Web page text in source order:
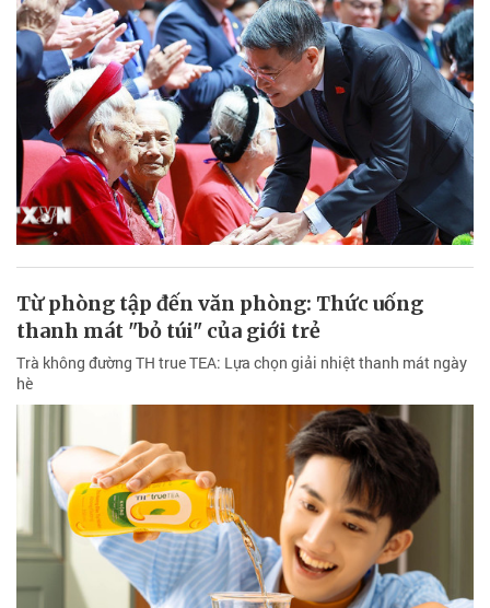
Từ phòng tập đến văn phòng: Thức uống
thanh mát "bỏ túi" của giới trẻ
Trà không đường TH true TEA: Lựa chọn giải nhiệt thanh mát ngày
hè